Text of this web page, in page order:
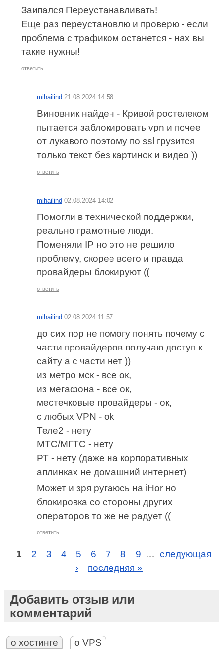
Заипался Переустанавливать!
Еще раз переустановлю и проверю - если
проблема с трафиком останется - нах вы
такие нужны!
ответить
mihailind 21.08.2024 14:58
Виновник найден - Кривой ростелеком
пытается заблокировать vpn и почее
от лукавого поэтому по ssl грузится
только текст без картинок и видео ))
ответить
mihailind 02.08.2024 14:02
Помогли в технической поддержки,
реально грамотные люди.
Поменяли IP но это не решило
проблему, скорее всего и правда
провайдеры блокируют ((
ответить
mihailind 02.08.2024 11:57
до сих пор не помогу понять почему с
части провайдеров получаю доступ к
сайту а с части нет ))
из метро мск - все ок,
из мегафона - все ок,
местечковые провайдеры - ок,
с любых VPN - ok
Теле2 - нету
МТС/МГТС - нету
РТ - нету (даже на корпоративных
аплинках не домашний интернет)
Может и зря ругаюсь на iHor но
блокировка со стороны других
операторов то же не радует ((
ответить
1 2 3 4 5 6 7 8 9 … следующая
›
последняя »
Добавить отзыв или
комментарий
о хостинге о VPS